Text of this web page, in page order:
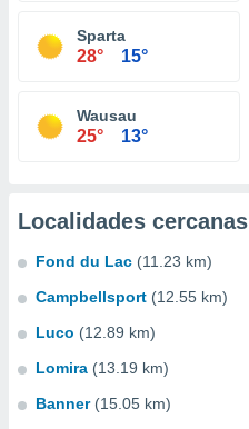
Sparta
28° 15°
Wausau
25° 13°
Localidades cercanas
Fond du Lac (11.23 km)
Campbellsport (12.55 km)
Luco (12.89 km)
Lomira (13.19 km)
Banner (15.05 km)